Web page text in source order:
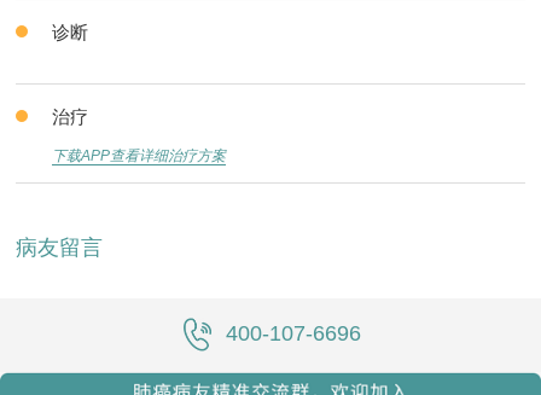
诊断
治疗
下载APP查看详细治疗方案
病友留言
400-107-6696